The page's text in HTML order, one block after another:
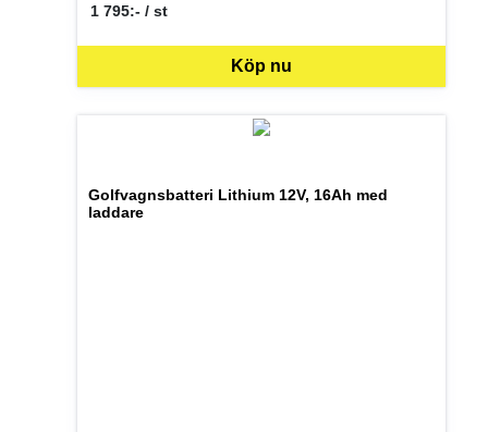
Köp nu
1 795:- / st
SEK per ST
Golfvagnsbatteri Lithium 12V, 16Ah med
laddare